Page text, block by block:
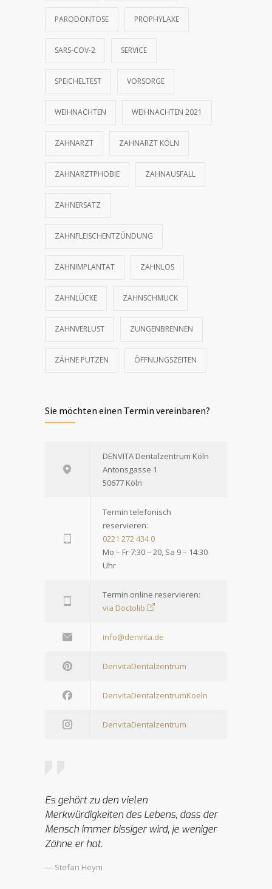
PARODONTOSE PROPHYLAXE
SARS-COV-2 SERVICE
SPEICHELTEST VORSORGE
WEIHNACHTEN WEIHNACHTEN 2021
ZAHNARZT ZAHNARZT KÖLN
ZAHNARZTPHOBIE ZAHNAUSFALL
ZAHNERSATZ
ZAHNFLEISCHENTZÜNDUNG
ZAHNIMPLANTAT ZAHNLOS
ZAHNLÜCKE ZAHNSCHMUCK
ZAHNVERLUST ZUNGENBRENNEN
ZÄHNE PUTZEN ÖFFNUNGSZEITEN
Sie möchten einen Termin vereinbaren?
DENVITA Dentalzentrum Köln
Antonsgasse 1
50677 Köln
Termin telefonisch
reservieren:
0221 272 434 0
Mo – Fr 7:30 – 20, Sa 9 – 14:30
Uhr
Termin online reservieren:
via Doctolib
info@denvita.de
DenvitaDentalzentrum
DenvitaDentalzentrumKoeln
DenvitaDentalzentrum
Es gehört zu den vielen
Merkwürdigkeiten des Lebens, dass der
Mensch immer bissiger wird, je weniger
Zähne er hat.
— Stefan Heym